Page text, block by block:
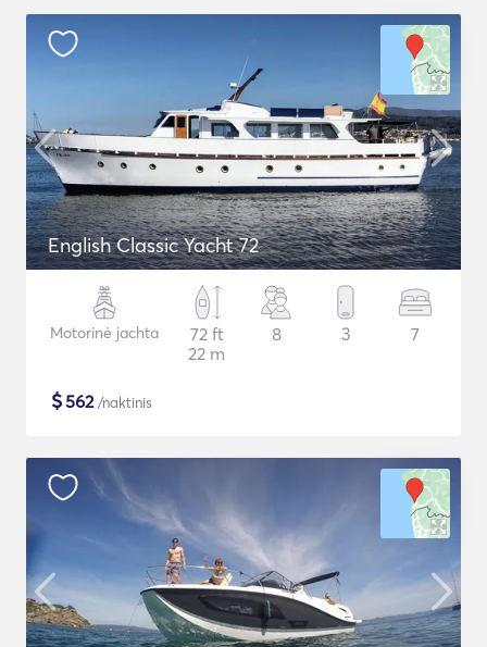
English Classic Yacht 72
Motorinė jachta
72 ft
22 m
8 3 7
$562/naktinis